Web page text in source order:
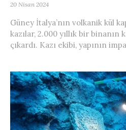
20 Nisan 2024
Güney İtalya’nın volkanik kül
kazılar, 2.000 yıllık bir binanın
çıkardı. Kazı ekibi, yapının